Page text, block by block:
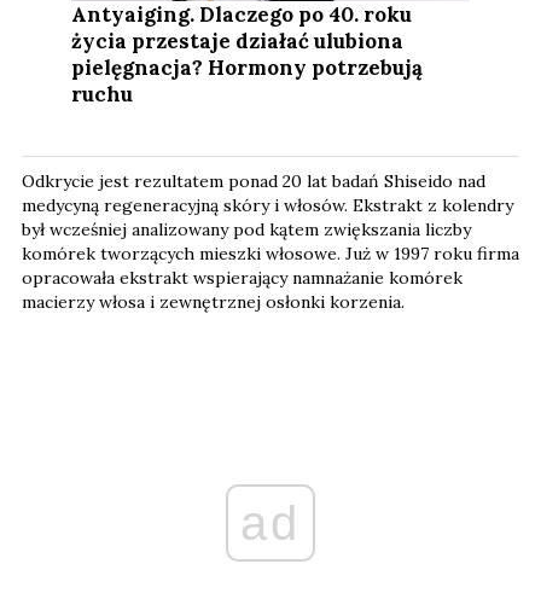
Antyaiging. Dlaczego po 40. roku
życia przestaje działać ulubiona
pielęgnacja? Hormony potrzebują
ruchu
Odkrycie jest rezultatem ponad 20 lat badań Shiseido nad
medycyną regeneracyjną skóry i włosów. Ekstrakt z kolendry
był wcześniej analizowany pod kątem zwiększania liczby
komórek tworzących mieszki włosowe. Już w 1997 roku firma
opracowała ekstrakt wspierający namnażanie komórek
macierzy włosa i zewnętrznej osłonki korzenia.
ad